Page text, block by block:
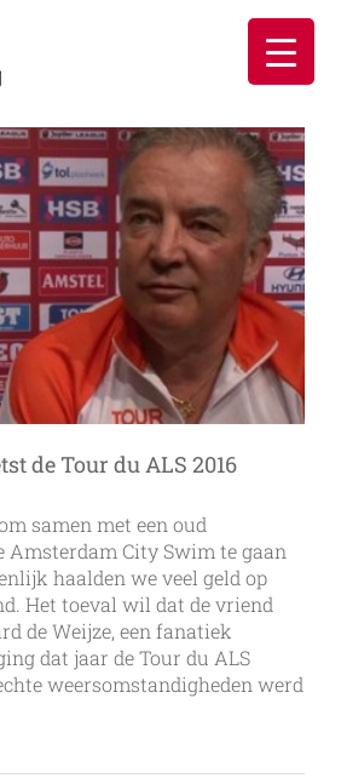
de Tour du ALS 2016
samen met een oud
Amsterdam City Swim te gaan
haalden we veel geld op
Het toeval wil dat de vriend
de Weijze, een fanatiek
dat jaar de Tour du ALS
weersomstandigheden werd